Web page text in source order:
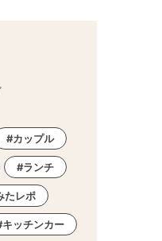
カップル
ランチ
たレポ
キッチンカー